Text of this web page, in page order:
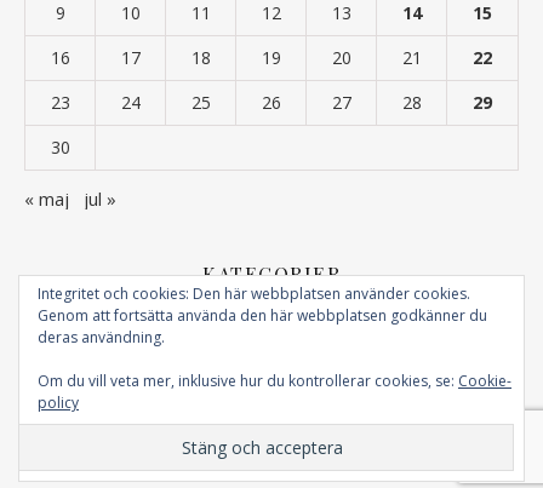
9
10 11 12 13 14
15
16
17 18 19 20 21
22
23
24 25 26 27 28
29
30
« maj jul »
KATEGORIER
Kategorier
Ashe Theme - 2026 © Carina´s tankar - Tankeboken
Integritet och cookies: Den här webbplatsen använder cookies.
Genom att fortsätta använda den här webbplatsen godkänner du
deras användning.
Om du vill veta mer, inklusive hur du kontrollerar cookies, se: Cookie-
policy